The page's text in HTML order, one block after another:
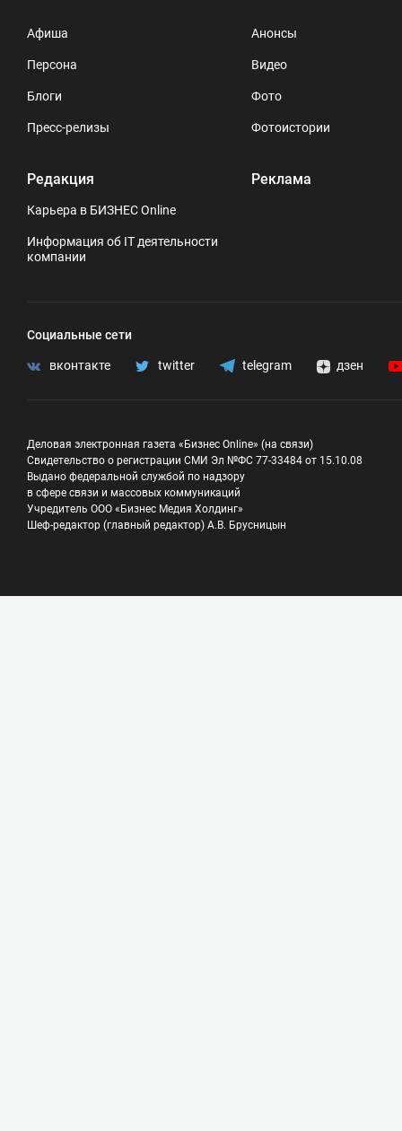
Афиша
Персона
Блоги
Пресс-релизы
Редакция
Карьера в БИЗНЕС Online
Информация об IT деятельности
компании
Анонсы
Видео
Фото
Фотоистории
Реклама
Социальные сети
вконтакте twitter telegram дзен
Деловая электронная газета «Бизнес Online» (на связи)
Свидетельство о регистрации СМИ Эл №ФС 77-33484 от 15.10.08
Выдано федеральной службой по надзору
в сфере связи и массовых коммуникаций
Учредитель ООО «Бизнес Медия Холдинг»
Шеф-редактор (главный редактор) А.В. Брусницын